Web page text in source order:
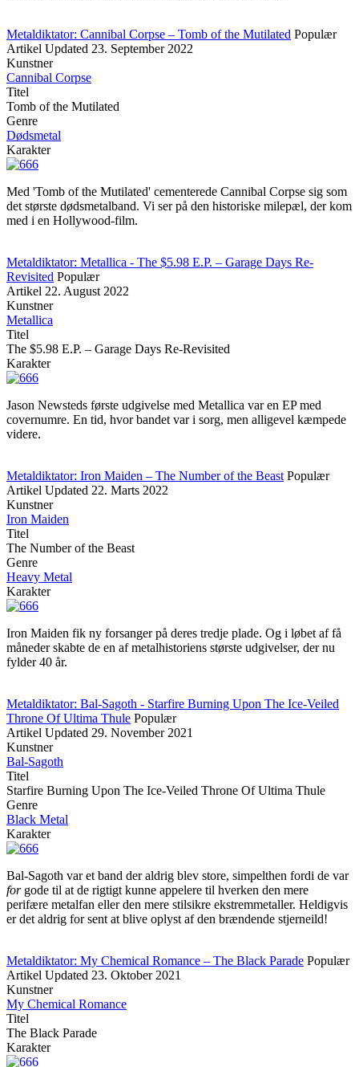
Metaldiktator: Cannibal Corpse – Tomb of the Mutilated Populær
Artikel Updated 23. September 2022
Kunstner
Cannibal Corpse
Titel
Tomb of the Mutilated
Genre
Dødsmetal
Karakter
Med 'Tomb of the Mutilated' cementerede Cannibal Corpse sig som
det største dødsmetalband. Vi ser på den historiske milepæl, der kom
med i en Hollywood-film.
Metaldiktator: Metallica - The $5.98 E.P. – Garage Days Re-
Revisited Populær
Artikel 22. August 2022
Kunstner
Metallica
Titel
The $5.98 E.P. – Garage Days Re-Revisited
Karakter
Jason Newsteds første udgivelse med Metallica var en EP med
covernumre. En tid, hvor bandet var i sorg, men alligevel kæmpede
videre.
Metaldiktator: Iron Maiden – The Number of the Beast Populær
Artikel Updated 22. Marts 2022
Kunstner
Iron Maiden
Titel
The Number of the Beast
Genre
Heavy Metal
Karakter
Iron Maiden fik ny forsanger på deres tredje plade. Og i løbet af få
måneder skabte de en af metalhistoriens største udgivelser, der nu
fylder 40 år.
Metaldiktator: Bal-Sagoth - Starfire Burning Upon The Ice-Veiled
Throne Of Ultima Thule Populær
Artikel Updated 29. November 2021
Kunstner
Bal-Sagoth
Titel
Starfire Burning Upon The Ice-Veiled Throne Of Ultima Thule
Genre
Black Metal
Karakter
Bal-Sagoth var et band der aldrig blev store, simpelthen fordi de var
forgode til at de rigtigt kunne appelere til hverken den mere
perifære metalfan eller den mere stilsikre ekstremmetaller. Heldigvis
er det aldrig for sent at blive oplyst af den brændende stjerneild!
Metaldiktator: My Chemical Romance – The Black Parade Populær
Artikel Updated 23. Oktober 2021
Kunstner
My Chemical Romance
Titel
The Black Parade
Karakter